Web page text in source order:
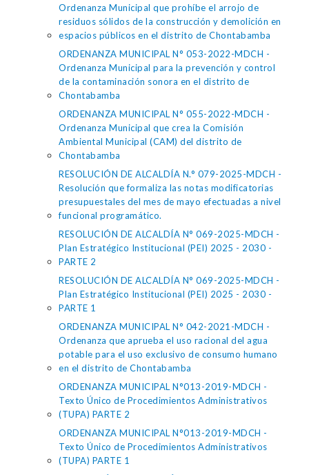
Ordenanza Municipal que prohíbe el arrojo de
residuos sólidos de la construcción y demolición en
espacios públicos en el distrito de Chontabamba
ORDENANZA MUNICIPAL N° 053-2022-MDCH -
Ordenanza Municipal para la prevención y control
de la contaminación sonora en el distrito de
Chontabamba
ORDENANZA MUNICIPAL N° 055-2022-MDCH -
Ordenanza Municipal que crea la Comisión
Ambiental Municipal (CAM) del distrito de
Chontabamba
RESOLUCIÓN DE ALCALDÍA N.° 079-2025-MDCH -
Resolución que formaliza las notas modificatorias
presupuestales del mes de mayo efectuadas a nivel
funcional programático.
RESOLUCIÓN DE ALCALDÍA N° 069-2025-MDCH -
Plan Estratégico Institucional (PEI) 2025 - 2030 -
PARTE 2
RESOLUCIÓN DE ALCALDÍA N° 069-2025-MDCH -
Plan Estratégico Institucional (PEI) 2025 - 2030 -
PARTE 1
ORDENANZA MUNICIPAL N° 042-2021-MDCH -
Ordenanza que aprueba el uso racional del agua
potable para el uso exclusivo de consumo humano
en el distrito de Chontabamba
ORDENANZA MUNICIPAL N°013-2019-MDCH -
Texto Único de Procedimientos Administrativos
(TUPA) PARTE 2
ORDENANZA MUNICIPAL N°013-2019-MDCH -
Texto Único de Procedimientos Administrativos
(TUPA) PARTE 1